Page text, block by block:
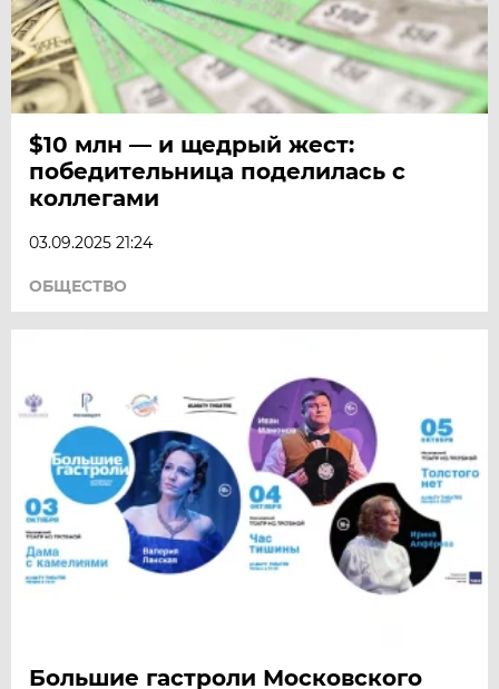
$10 млн — и щедрый жест:
победительница поделилась с
коллегами
03.09.2025 21:24
ОБЩЕСТВО
Большие гастроли Московского